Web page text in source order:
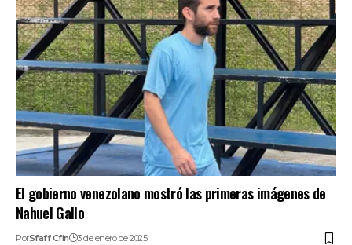
El gobierno venezolano mostró las primeras imágenes de
Nahuel Gallo
PorSfaff Cfin 3 de enero de 2025